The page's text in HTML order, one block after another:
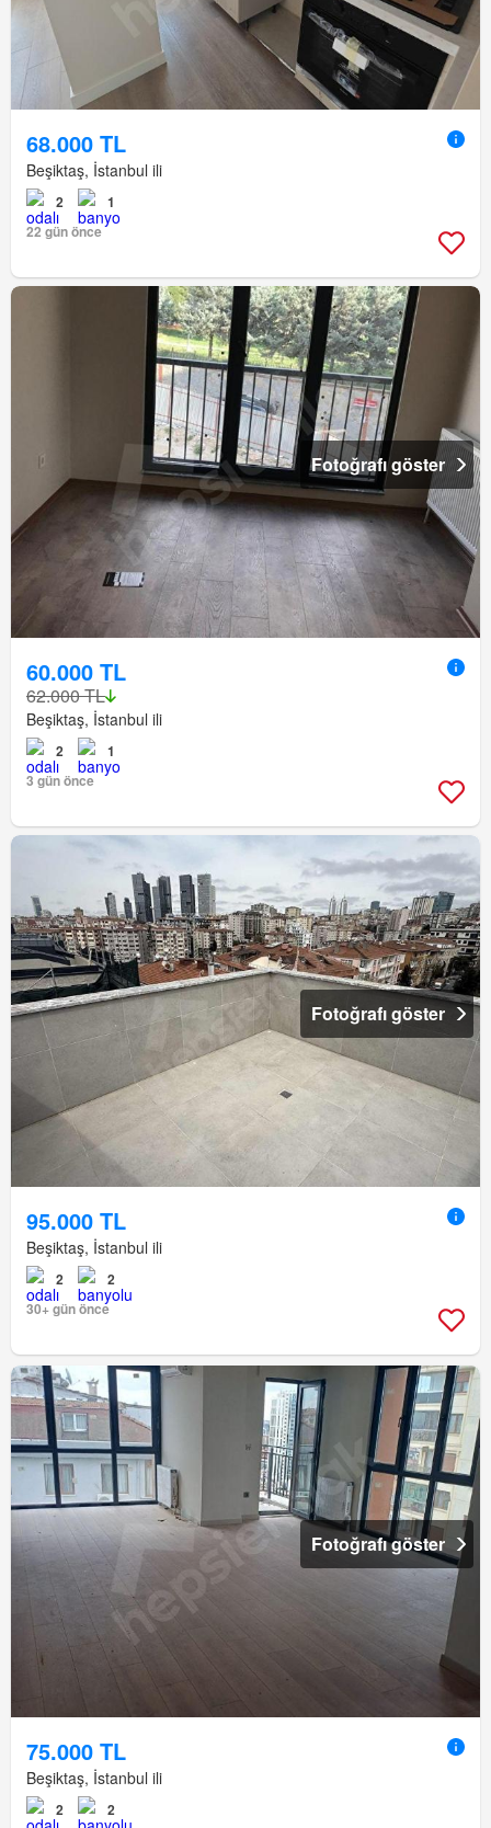
68.000 TL
Beşiktaş, İstanbul ili
2
1
22 gün önce
Fotoğrafı göster
60.000 TL
62.000 TL
Beşiktaş, İstanbul ili
2
1
3 gün önce
Fotoğrafı göster
95.000 TL
Beşiktaş, İstanbul ili
2
2
30+ gün önce
Fotoğrafı göster
75.000 TL
Beşiktaş, İstanbul ili
2
2